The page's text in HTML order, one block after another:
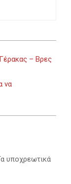
– Βρες
να
υποχρεωτικά